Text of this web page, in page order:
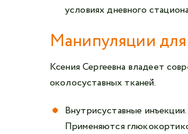
условиях дневного
Манипуляции для
Ксения Сергеевна владеет
околосуставных тканей.
Внутрисуставные
Применяются